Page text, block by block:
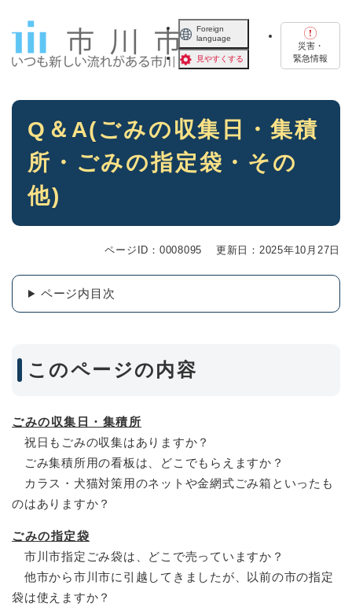
Foreign
language
見やすくする
災害・
緊急情報
本
Q＆A(ごみの収集日・集積
所・ごみの指定袋・その
他)
ページID：0008095 更新日：2025年10月27日
ページ内目次
このページの内容
ごみの収集日・集積所
祝日もごみの収集はありますか？
ごみ集積所用の看板は、どこでもらえますか？
カラス・犬猫対策用のネットや金網式ごみ箱といったも
のはありますか？
ごみの指定袋
市川市指定ごみ袋は、どこで売っていますか？
他市から市川市に引越してきましたが、以前の市の指定
袋は使えますか？